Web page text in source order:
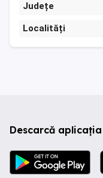
Județe
Localități
Descarcă